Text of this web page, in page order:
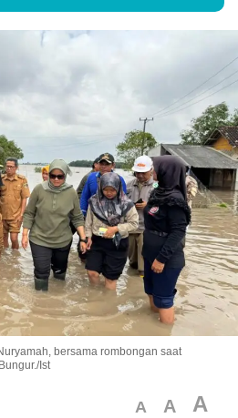
bersama rombongan saat
Ist
A A A